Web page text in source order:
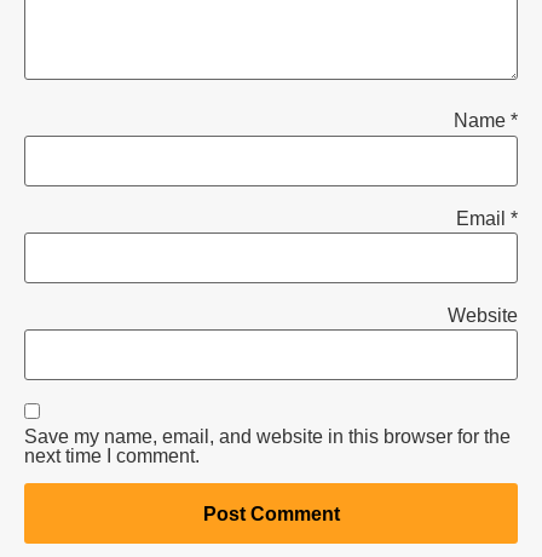
Name *
Email *
Website
Save my name, email, and website in this browser for the
next time I comment.